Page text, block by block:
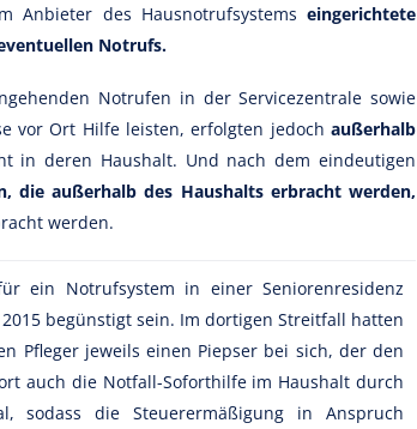
Anbieter des Hausnotrufsystems eingerichtete
Notrufs.
Notrufen in der Servicezentrale sowie
vor Ort Hilfe leisten, erfolgten jedoch außerhalb
in deren Haushalt. Und nach dem eindeutigen
die außerhalb des Haushalts erbracht werden,
werden.
ein Notrufsystem in einer Seniorenresidenz
begünstigt sein. Im dortigen Streitfall hatten
Pfleger jeweils einen Piepser bei sich, der den
auch die Notfall-Soforthilfe im Haushalt durch
sodass die Steuerermäßigung in Anspruch